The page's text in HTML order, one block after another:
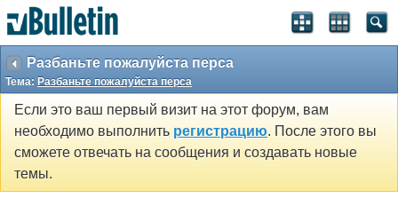
Разбаньте пожалуйста перса
Тема: Разбаньте пожалуйста перса
Если это ваш первый визит на этот форум, вам
необходимо выполнить регистрацию. После этого вы
сможете отвечать на сообщения и создавать новые
темы.